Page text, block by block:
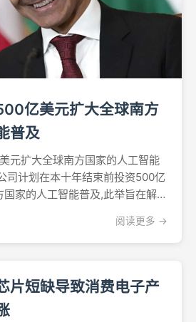
亿美元扩大全球南方
普及
元扩大全球南方国家的人工智能
司计划在本十年结束前投资500亿
家的人工智能普及,此举旨在解决
的印度AI影响力峰会上发布的,这
最大规模人工智能盛会之一...
阅读更多 →
片短缺导致消费电子产